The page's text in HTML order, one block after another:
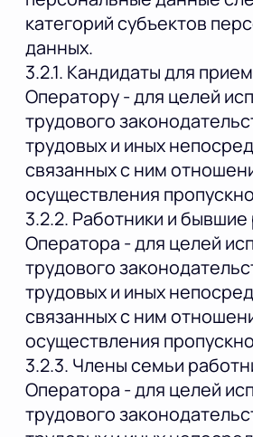
категорий субъектов
данных.
3.2.1. Кандидаты для
Оператору - для целей
трудового
трудовых и иных
связанных с ним
осуществления
3.2.2. Работники и бывшие
Оператора - для целей
трудового
трудовых и иных
связанных с ним
осуществления
3.2.3. Члены семьи
Оператора - для целей
трудового